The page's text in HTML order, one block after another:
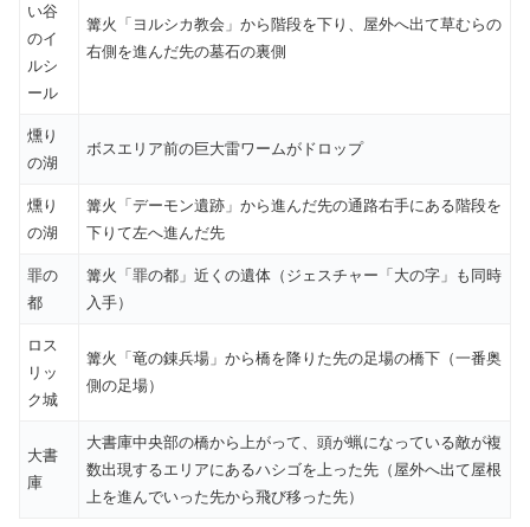
い谷
のイ
ルシ
ール
篝火「ヨルシカ教会」から階段を下り、屋外へ出て草むらの
右側を進んだ先の墓石の裏側
燻り
の湖
ボスエリア前の巨大雷ワームがドロップ
燻り
の湖
篝火「デーモン遺跡」から進んだ先の通路右手にある階段を
下りて左へ進んだ先
罪の
都
篝火「罪の都」近くの遺体（ジェスチャー「大の字」も同時
入手）
ロス
リッ
ク城
篝火「竜の錬兵場」から橋を降りた先の足場の橋下（一番奥
側の足場）
大書
庫
大書庫中央部の橋から上がって、頭が蝋になっている敵が複
数出現するエリアにあるハシゴを上った先（屋外へ出て屋根
上を進んでいった先から飛び移った先）